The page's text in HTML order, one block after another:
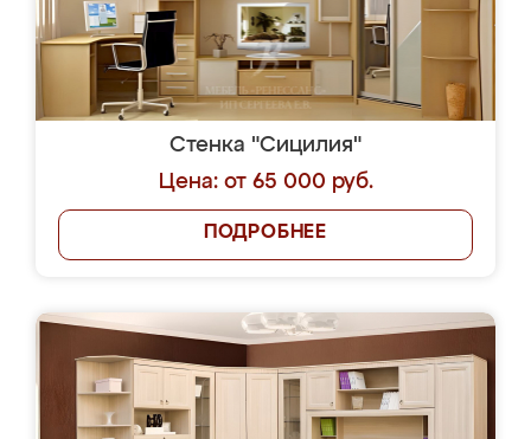
Стенка "Сицилия"
Цена: от 65 000 руб.
ПОДРОБНЕЕ